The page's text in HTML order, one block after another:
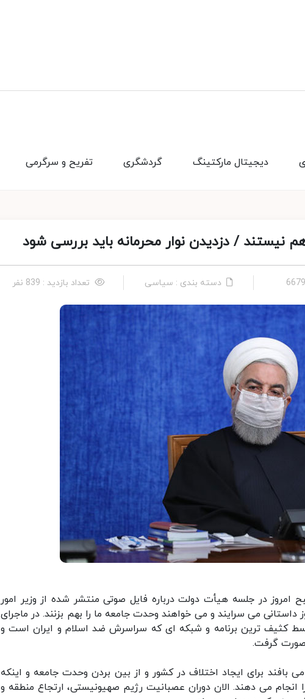
تفریح و سرگرمی گردشگری دیجیتال مارکتینگ
نیستند / دزدیدن نوار محرمانه باید بررسی شود
دسته بندی : سیاسی تعداد بازدید : 839 نفر
امروز در جلسه هیأت دولت درباره فایل صوتی منتشر شده از وزیر امور
داستانی می سرایند و می خواهند وحدت جامعه ما را بهم بزنند. در ماجرای
کثیف ترین برنامه و شبکه ای که سراسرش ضد اسلام و ایران است و
صورت گرفت.
بافند برای ایجاد اختلاف در کشور و از بین بردن وحدت جامعه و اینکه
انجام می دهند. الان دوران عصبانیت رژیم صهیونیستی، ارتجاع منطقه و